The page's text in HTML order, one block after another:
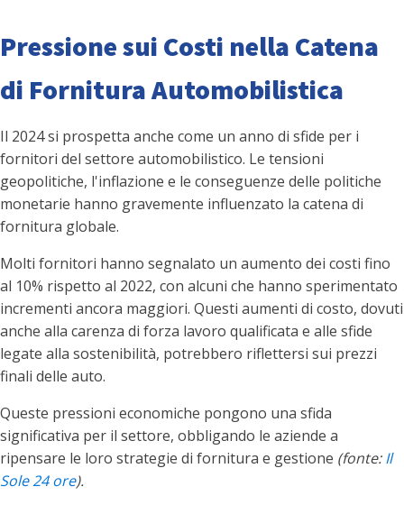
Pressione sui Costi nella Catena
di Fornitura Automobilistica
Il 2024 si prospetta anche come un anno di sfide per i
fornitori del settore automobilistico. Le tensioni
geopolitiche, l'inflazione e le conseguenze delle politiche
monetarie hanno gravemente influenzato la catena di
fornitura globale.
Molti fornitori hanno segnalato un aumento dei costi fino
al 10% rispetto al 2022, con alcuni che hanno sperimentato
incrementi ancora maggiori. Questi aumenti di costo, dovuti
anche alla carenza di forza lavoro qualificata e alle sfide
legate alla sostenibilità, potrebbero riflettersi sui prezzi
finali delle auto.
Queste pressioni economiche pongono una sfida
significativa per il settore, obbligando le aziende a
ripensare le loro strategie di fornitura e gestione (fonte:Il
Sole 24 ore).